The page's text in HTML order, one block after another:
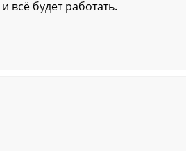
будет работать.